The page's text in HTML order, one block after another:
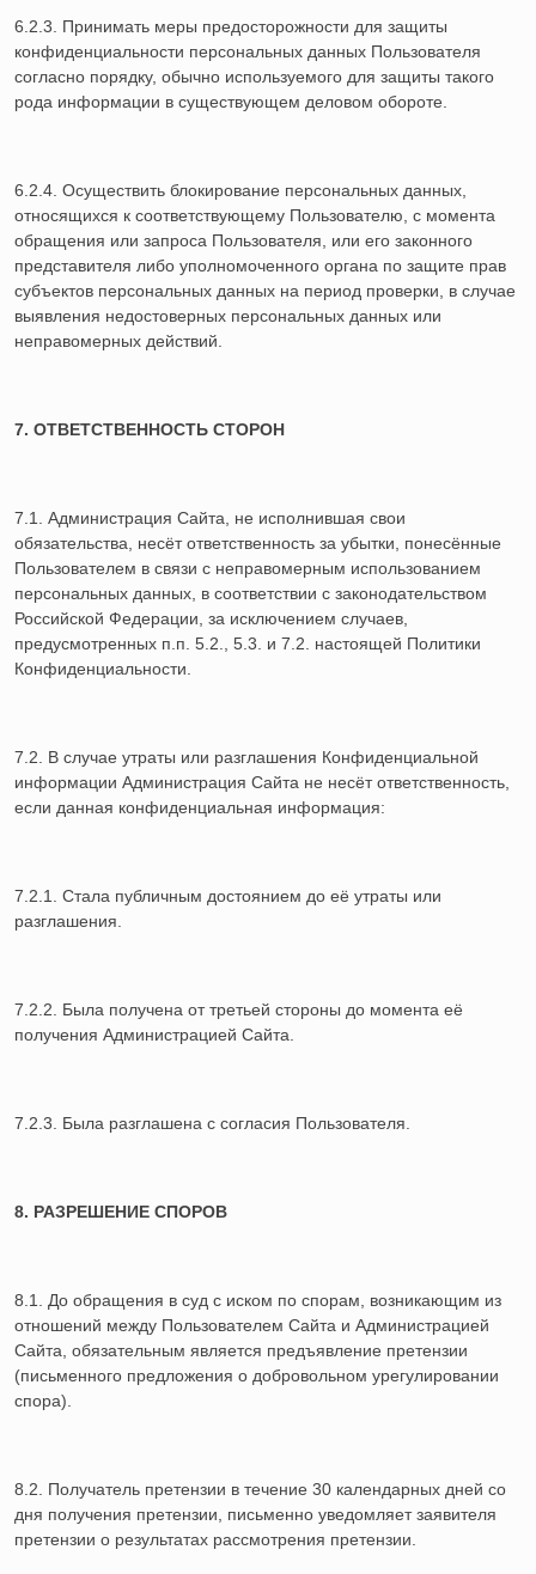
6.2.3. Принимать меры предосторожности для защиты
конфиденциальности персональных данных Пользователя
согласно порядку, обычно используемого для защиты такого
рода информации в существующем деловом обороте.
6.2.4. Осуществить блокирование персональных данных,
относящихся к соответствующему Пользователю, с момента
обращения или запроса Пользователя, или его законного
представителя либо уполномоченного органа по защите прав
субъектов персональных данных на период проверки, в случае
выявления недостоверных персональных данных или
неправомерных действий.
7. ОТВЕТСТВЕННОСТЬ СТОРОН
7.1. Администрация Сайта, не исполнившая свои
обязательства, несёт ответственность за убытки, понесённые
Пользователем в связи с неправомерным использованием
персональных данных, в соответствии с законодательством
Российской Федерации, за исключением случаев,
предусмотренных п.п. 5.2., 5.3. и 7.2. настоящей Политики
Конфиденциальности.
7.2. В случае утраты или разглашения Конфиденциальной
информации Администрация Сайта не несёт ответственность,
если данная конфиденциальная информация:
7.2.1. Стала публичным достоянием до её утраты или
разглашения.
7.2.2. Была получена от третьей стороны до момента её
получения Администрацией Сайта.
7.2.3. Была разглашена с согласия Пользователя.
8. РАЗРЕШЕНИЕ СПОРОВ
8.1. До обращения в суд с иском по спорам, возникающим из
отношений между Пользователем Сайта и Администрацией
Сайта, обязательным является предъявление претензии
(письменного предложения о добровольном урегулировании
спора).
8.2. Получатель претензии в течение 30 календарных дней со
дня получения претензии, письменно уведомляет заявителя
претензии о результатах рассмотрения претензии.